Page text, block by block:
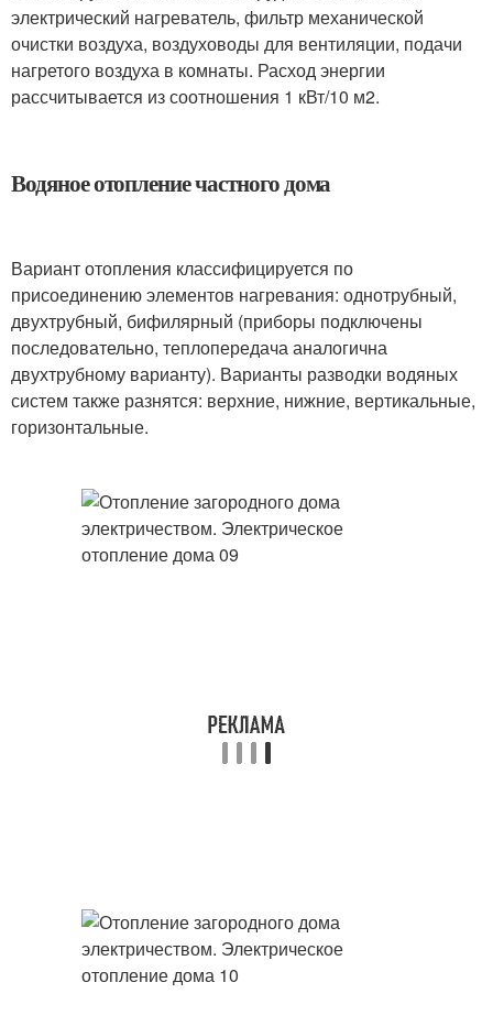
электрический нагреватель, фильтр механической
очистки воздуха, воздуховоды для вентиляции, подачи
нагретого воздуха в комнаты. Расход энергии
рассчитывается из соотношения 1 кВт/10 м2.
Водяное отопление частного дома
Вариант отопления классифицируется по
присоединению элементов нагревания: однотрубный,
двухтрубный, бифилярный (приборы подключены
последовательно, теплопередача аналогична
двухтрубному варианту). Варианты разводки водяных
систем также разнятся: верхние, нижние, вертикальные,
горизонтальные.